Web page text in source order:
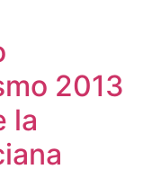
2013
la